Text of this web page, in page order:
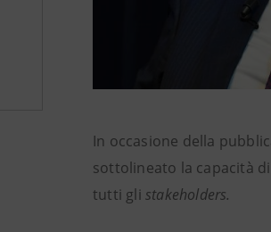
In occasione della
sottolineato la capacità
tutti glistakeholders.